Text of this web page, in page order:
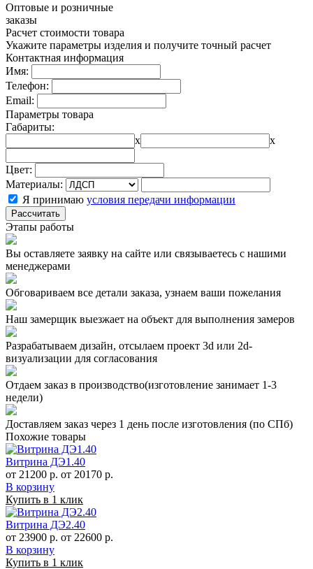
Оптовые и розничные
заказы
Расчет стоимости товара
Укажите параметры изделия и получите точный расчет
Контактная информация
Имя:
Телефон:
Email:
Параметры товара
Габариты:
x
x
Цвет:
Материалы:
Я принимаю условия передачи информации
Рассчитать
Этапы работы
Вы оставляете заявку на сайте или связываетесь с нашими
менеджерами
Обговариваем все детали заказа, узнаем ваши пожелания
Наш замерщик выезжает на объект для выполнения замеров
Разрабатываем дизайн, отсылаем проект 3d или 2d-
визуализации для согласования
Отдаем заказ в производство(изготовление занимает 1-3
недели)
Доставляем заказ через 1 день после изготовления (по СПб)
Похожие товары
Витрина ДЭ1.40
от 21200 р. от 20170 р.
В корзину
Купить в 1 клик
Витрина ДЭ2.40
от 23900 р. от 22600 р.
В корзину
Купить в 1 клик